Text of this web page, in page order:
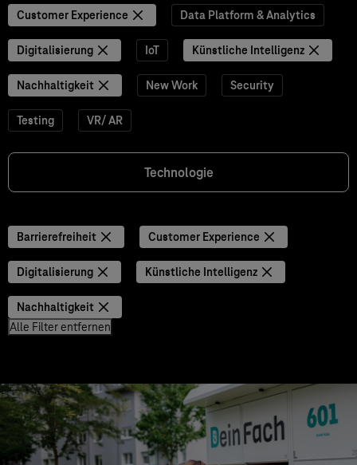
Customer Experience Data Platform & Analytics
Digitalisierung IoT Künstliche Intelligenz
Nachhaltigkeit New Work Security
Testing VR/ AR
Technologie
Barrierefreiheit Customer Experience
Digitalisierung Künstliche Intelligenz
Nachhaltigkeit
Alle Filter entfernen